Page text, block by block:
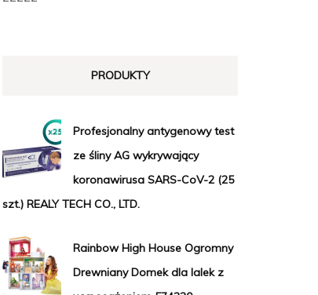
PRODUKTY
Profesjonalny antygenowy test
ze śliny AG wykrywający
koronawirusa SARS-CoV-2 (25
szt.) REALY TECH CO., LTD.
Rainbow High House Ogromny
Drewniany Domek dla lalek z